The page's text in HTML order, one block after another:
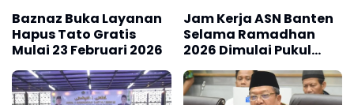
Baznaz Buka Layanan
Hapus Tato Gratis
Mulai 23 Februari 2026
Jam Kerja ASN Banten
Selama Ramadhan
2026 Dimulai Pukul
06.30 WIB